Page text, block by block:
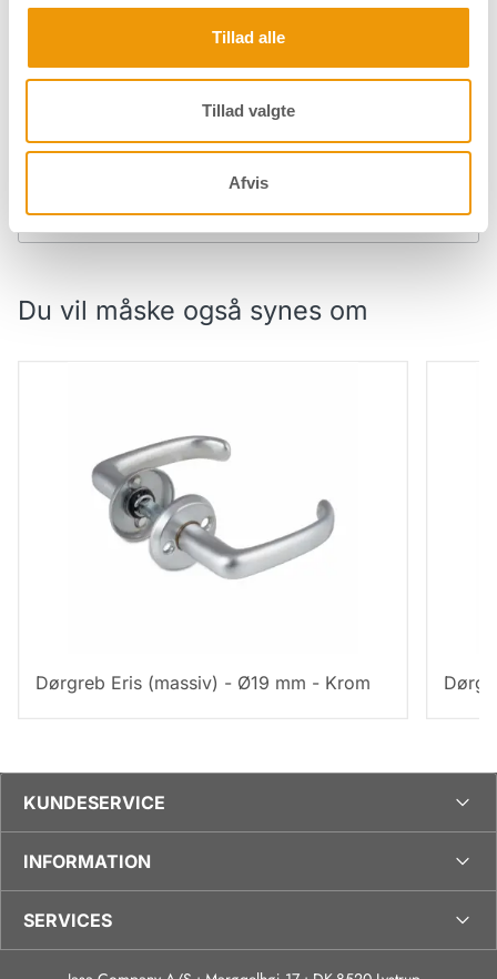
Tillad alle
Tillad valgte
Afvis
Dørgreb Ara - Ø19 mm - Krom
Du vil måske også synes om
Dørgreb Eris (massiv) - Ø19 mm - Krom
KUNDESERVICE
INFORMATION
SERVICES